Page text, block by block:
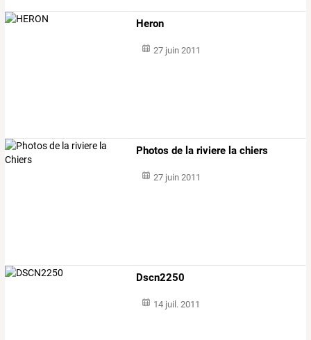
Heron
27 juin 2011
Photos de la riviere la chiers
27 juin 2011
Dscn2250
14 juil. 2011